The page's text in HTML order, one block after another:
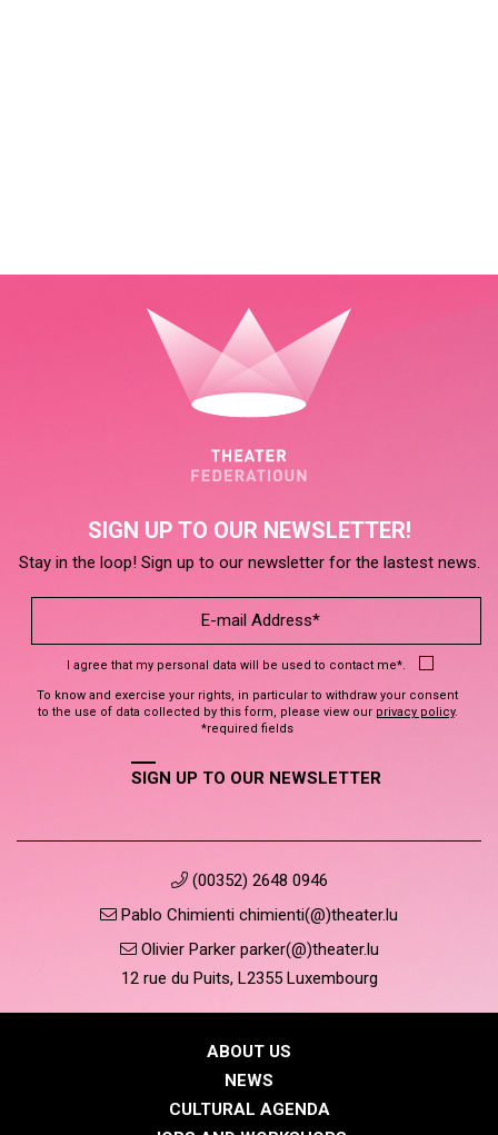
SIGN UP TO OUR NEWSLETTER!
Stay in the loop! Sign up to our newsletter for the lastest news.
I agree that my personal data will be used to contact me*.
To know and exercise your rights, in particular to withdraw your consent
to the use of data collected by this form, please view our privacy policy.
*required fields
SIGN UP TO OUR NEWSLETTER
(00352) 2648 0946
Pablo Chimienti chimienti(@)theater.lu
Olivier Parker parker(@)theater.lu
12 rue du Puits, L2355 Luxembourg
ABOUT US
NEWS
CULTURAL AGENDA